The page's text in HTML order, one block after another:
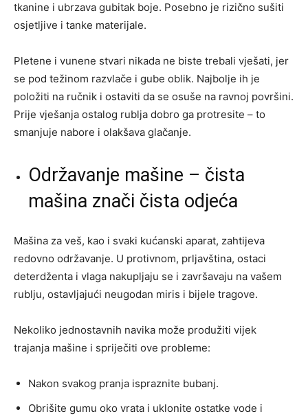
tkanine i ubrzava gubitak boje. Posebno je rizično sušiti
osjetljive i tanke materijale.
Pletene i vunene stvari nikada ne biste trebali vješati, jer
se pod težinom razvlače i gube oblik. Najbolje ih je
položiti na ručnik i ostaviti da se osuše na ravnoj površini.
Prije vješanja ostalog rublja dobro ga protresite – to
smanjuje nabore i olakšava glačanje.
Održavanje mašine – čista
mašina znači čista odjeća
Mašina za veš, kao i svaki kućanski aparat, zahtijeva
redovno održavanje. U protivnom, prljavština, ostaci
deterdženta i vlaga nakupljaju se i završavaju na vašem
rublju, ostavljajući neugodan miris i bijele tragove.
Nekoliko jednostavnih navika može produžiti vijek
trajanja mašine i spriječiti ove probleme:
Nakon svakog pranja ispraznite bubanj.
Obrišite gumu oko vrata i uklonite ostatke vode i